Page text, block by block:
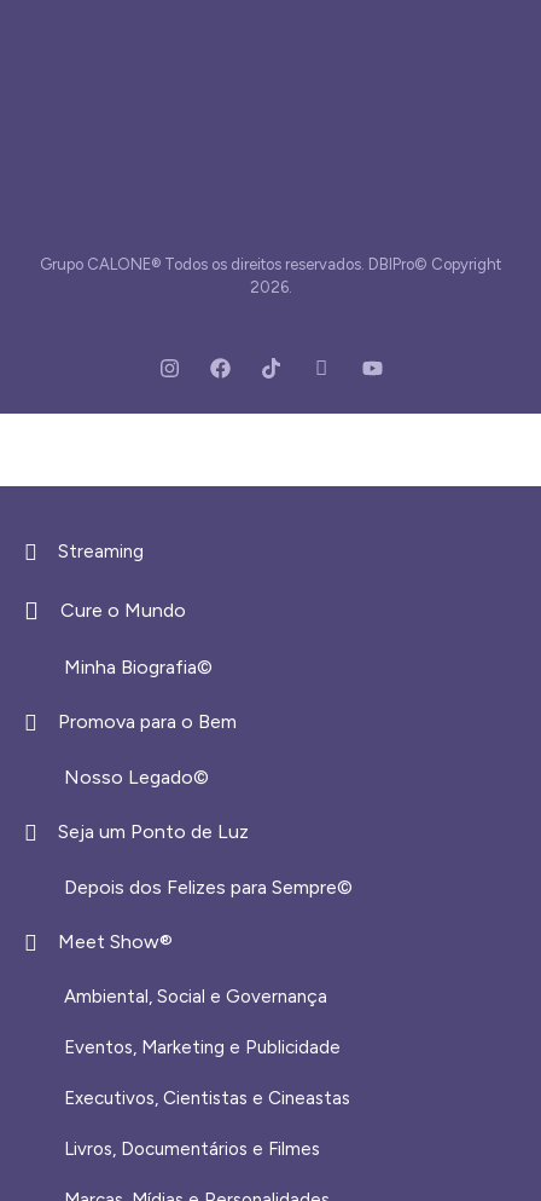
Grupo CALONE® Todos os direitos reservados. DBIPro© Copyright
2026.
Streaming
Cure o Mundo
Minha Biografia©
Promova para o Bem
Nosso Legado©
Seja um Ponto de Luz
Depois dos Felizes para Sempre©️
Meet Show®
Ambiental, Social e Governança
Eventos, Marketing e Publicidade
Executivos, Cientistas e Cineastas
⁠Livros, Documentários e Filmes